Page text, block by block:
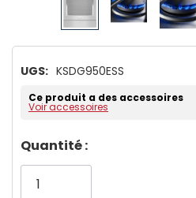
UGS: KSDG950ESS
Ce produit a des accessoires
Voir accessoires
Dépêchez-
vous!
Quantité :